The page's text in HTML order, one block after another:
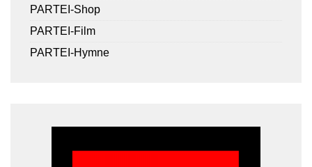
PARTEI-Shop
PARTEI-Film
PARTEI-Hymne